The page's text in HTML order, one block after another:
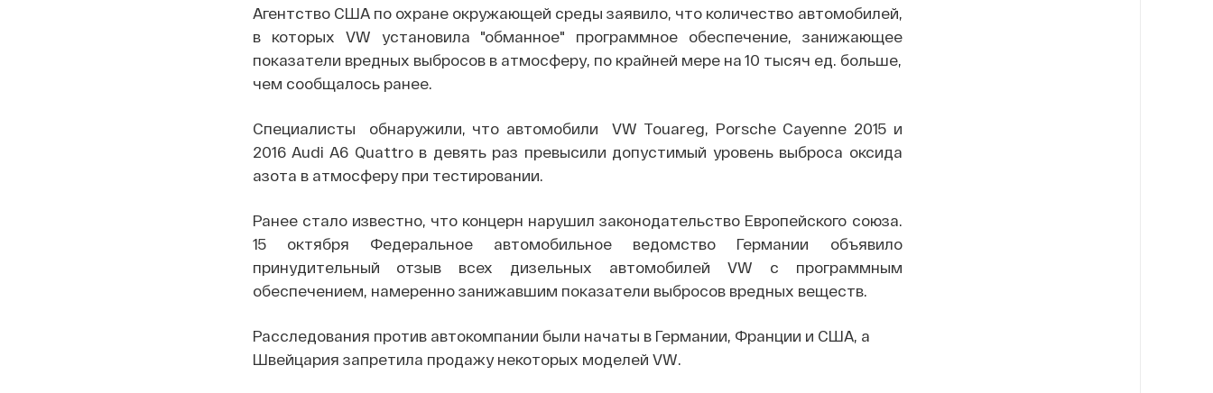
Агентство США по охране окружающей среды заявило, что количество автомобилей,
в которых VW установила "обманное" программное обеспечение, занижающее
показатели вредных выбросов в атмосферу, по крайней мере на 10 тысяч ед. больше,
чем сообщалось ранее.
Специалисты обнаружили, что автомобили VW Touareg, Porsche Cayenne 2015 и
2016 Audi A6 Quattro в девять раз превысили допустимый уровень выброса оксида
азота в атмосферу при тестировании.
Ранее стало известно, что концерн нарушил законодательство Европейского союза.
15 октября Федеральное автомобильное ведомство Германии объявило
принудительный отзыв всех дизельных автомобилей VW с программным
обеспечением, намеренно занижавшим показатели выбросов вредных веществ.
Расследования против автокомпании были начаты в Германии, Франции и США, а
Швейцария запретила продажу некоторых моделей VW.